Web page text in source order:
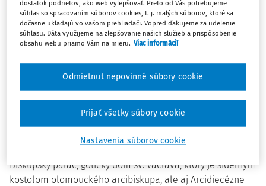
vedecká konferenciaAktuálne otázky českého práva.
Účastníkmi konferencie boli zástupcovia akademickej
obce, advokáti a sudcovia z Českej republiky a Slovenskej
republiky. Na priblíženie atmosféry miesta konania
pripomenieme, že Univerzita Palackého je druhou
najstaršou univerzitou v Českej republike, ktorá šíri
vzdelanosť od roku 1573. Dominantou Olomouca je 32 m
vysoký monument predstavujúci najsvätejšiu trojicu -
vrcholné sochárske dielo stredoeurópskeho baroka
Biskupský palác, gotický dóm sv. Václava, ktorý je sídelným
kostolom olomouckého arcibiskupa, ale aj Arcidiecézne
dostatok podnetov, ako web vylepšovať. Preto od Vás potrebujeme
súhlas so spracovaním súborov cookies, t. j. malých súborov, ktoré sa
dočasne ukladajú vo vašom prehliadači. Vopred ďakujeme za udelenie
súhlasu. Dáta využijeme na zlepšovanie našich služieb a prispôsobenie
obsahu webu priamo Vám na mieru. Viac informácií
Nastavenia súborov cookie
Odmietnut nepovinné súbory cookie
Prijať všetky súbory cookie